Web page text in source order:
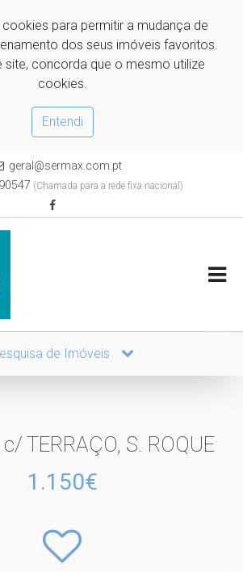
cookies para permitir a mudança de
dos seus imóveis favoritos.
site, concorda que o mesmo utilize
cookies.
Entendi
geral@sermax.com.pt
(Chamada para a rede fixa nacional)
de Imóveis
TERRAÇO, S. ROQUE
1.150€